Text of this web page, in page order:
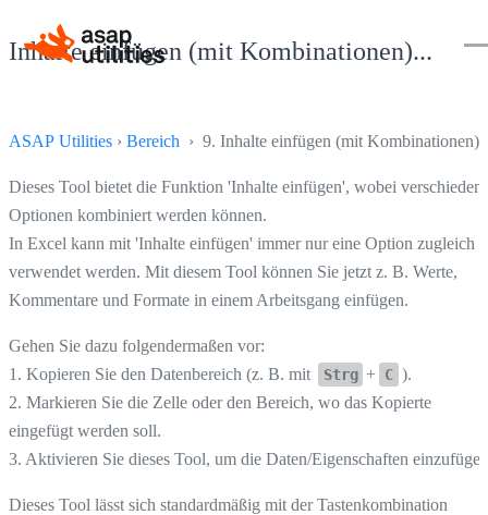
Inhalte einfügen (mit Kombinationen)...
ASAP Utilities › Bereich › 9. Inhalte einfügen (mit
Dieses Tool bietet die Funktion 'Inhalte einfügen', wobei
Optionen kombiniert werden können.
In Excel kann mit 'Inhalte einfügen' immer nur eine Option zugleich
verwendet werden. Mit diesem Tool können Sie jetzt z. B. Werte,
Kommentare und Formate in einem Arbeitsgang einfügen.
Gehen Sie dazu folgendermaßen vor:
1. Kopieren Sie den Datenbereich (z. B. mit
Strg + C ).
2. Markieren Sie die Zelle oder den Bereich, wo das Kopierte
eingefügt werden soll.
3. Aktivieren Sie dieses Tool, um die Daten/Eigenschaften
Dieses Tool lässt sich standardmäßig mit der Tastenkombination